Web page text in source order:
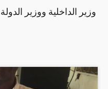
وزير الداخلية ووزير